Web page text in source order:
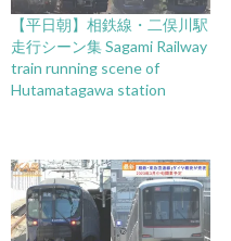
【平日朝】相鉄線・二俣川駅
走行シーン集 Sagami Railway
train running scene of
Hutamatagawa station